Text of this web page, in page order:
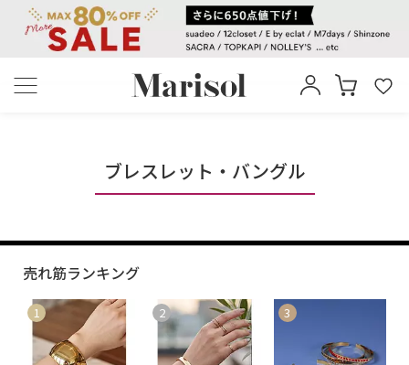
ブレスレット・バングル
売れ筋ランキング